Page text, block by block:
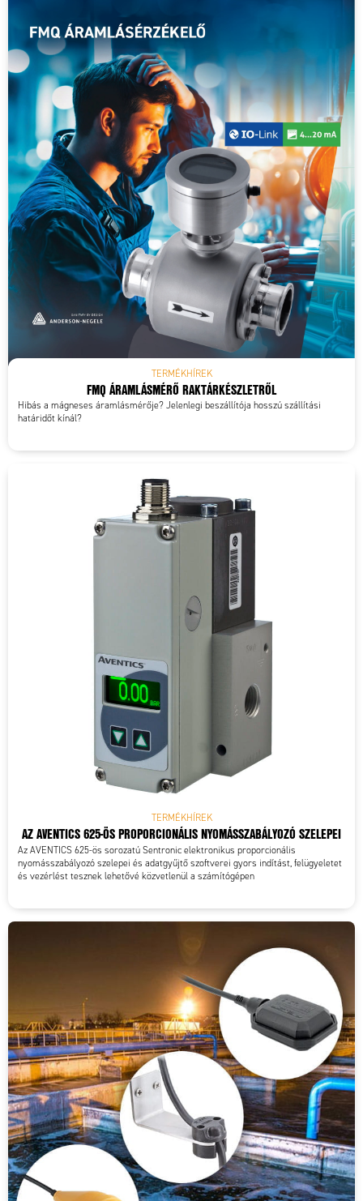
TERMÉKHÍREK
FMQ ÁRAMLÁSMÉRŐ RAKTÁRKÉSZLETRŐL
Hibás a mágneses áramlásmérője? Jelenlegi beszállítója hosszú szállítási
határidőt kínál?
TERMÉKHÍREK
AZ AVENTICS 625-ÖS PROPORCIONÁLIS NYOMÁSSZABÁLYOZÓ SZELEPEI
Az AVENTICS 625-ös sorozatú Sentronic elektronikus proporcionális
nyomásszabályozó szelepei és adatgyűjtő szoftverei gyors indítást, felügyeletet
és vezérlést tesznek lehetővé közvetlenül a számítógépen